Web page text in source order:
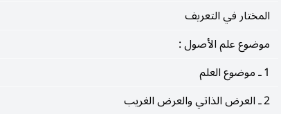
المختار في التعريف
موضوع علم الأصول :
1 ـ موضوع العلم
2 ـ العرض الذاتي والعرض الغريب